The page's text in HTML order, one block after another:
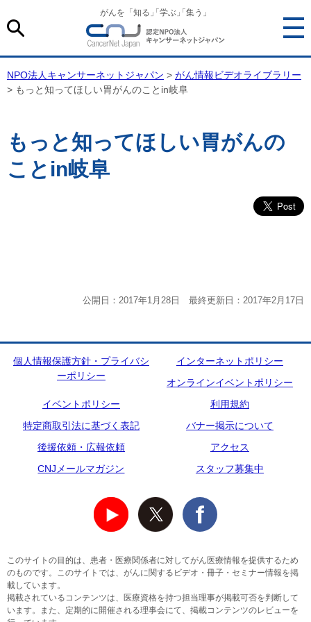
がんを「知る 「学ぶ 「集う」
NPO法人キャンサーネットジャパン > がん情報ビデオライブラリー
> もっと知ってほしい胃がんのことin岐阜
もっと知ってほしい胃がんの
ことin岐阜
公開日：2017年1月28日 最終更新日：2017年2月17日
個人情報保護方針・プライバシ
ーポリシー
インターネットポリシー
オンラインイベントポリシー
イベントポリシー
利用規約
特定商取引法に基づく表記
バナー掲示について
後援依頼・広報依頼
アクセス
CNJメールマガジン
スタッフ募集中
このサイトの目的は、患者・医療関係者に対してがん医療情報を提供するため
のものです。このサイトでは、がんに関するビデオ・冊子・セミナー情報を掲
載しています。
掲載されているコンテンツは、医療資格を持つ担当理事が掲載可否を判断して
います。また、定期的に開催される理事会にて、掲載コンテンツのレビューを